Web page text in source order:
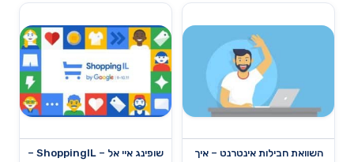
השוואת חבילות אינטרנט – איך
שופינג איי אל – ShoppingIL –